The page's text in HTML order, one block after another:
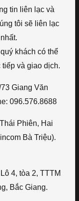
tin liên lạc và
tôi sẽ liên lạc
khách có thể
và giao dịch.
Giang Văn
096.576.8688
Phiên, Hai
Bà Triệu).
4, tòa 2, TTTM
Bắc Giang.